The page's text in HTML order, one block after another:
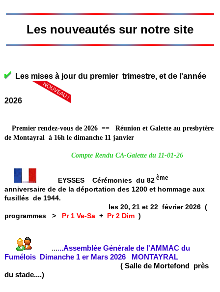
Les nouveautés sur notre site
Les mises à jour du premier trimestre, et de l'année
2026
Premier rendez-vous de 2026 == Réunion et Galette au presbytère
de Montayral à 16h le dimanche 11 janvier
Compte Rendu CA-Galette du 11-01-26
EYSSES Cérémonies du 82 ème
anniversaire de de la déportation des 1200 et hommage aux
fusillés de 1944.
les 20, 21 et 22 février 2026 (
programmes > Pr 1 Ve-Sa + Pr 2 Dim )
......Assemblée Générale de l'AMMAC du
Fumélois Dimanche 1 er Mars 2026 MONTAYRAL
( Salle de Mortefond près
du stade....)